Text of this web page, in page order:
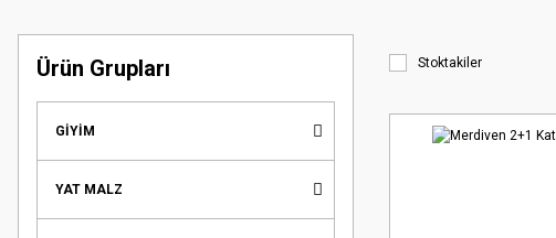
Ürün Grupları
GİYİM
YAT MALZ
Stoktakiler